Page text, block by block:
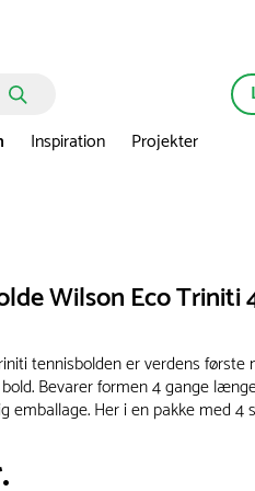
Inspiration Projekter
Wilson Eco Triniti
tennisbolden er verdens første
Bevarer formen 4 gange
emballage. Her i en pakke med 4